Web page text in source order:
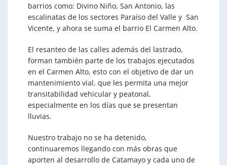
barrios como: Divino Niño, San Antonio, las
escalinatas de los sectores Paraíso del Valle y San
Vicente, y ahora se suma el barrio El Carmen Alto.
El resanteo de las calles además del lastrado,
forman también parte de los trabajos ejecutados
en el Carmen Alto, esto con el objetivo de dar un
mantenimiento vial, que les permita una mejor
transitabilidad vehicular y peatonal,
especialmente en los días que se presentan
lluvias.
Nuestro trabajo no se ha detenido,
continuaremos llegando con más obras que
aporten al desarrollo de Catamayo y cada uno de